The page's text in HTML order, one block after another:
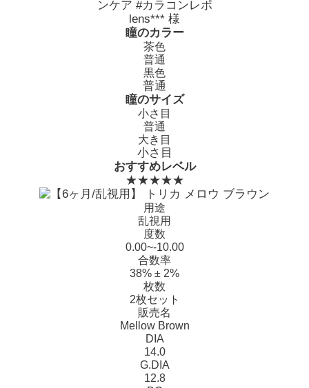
ンケア #カラコンレポ
lens*** 様
瞳のカラー
茶色
普通
黒色
普通
瞳のサイズ
小さ目
普通
大き目
小さ目
おすすめレベル
★★★★★
用途
乱視用
度数
0.00~-10.00
合数率
38% ± 2%
枚数
2枚セット
販売名
Mellow Brown
DIA
14.0
G.DIA
12.8